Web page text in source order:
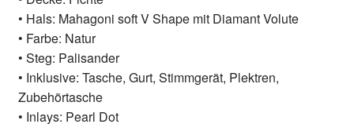
• Hals: Mahagoni soft V Shape mit Diamant Volute
• Farbe: Natur
• Steg: Palisander
• Inklusive: Tasche, Gurt, Stimmgerät, Plektren,
Zubehörtasche
• Inlays: Pearl Dot